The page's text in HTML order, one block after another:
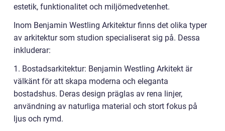
estetik, funktionalitet och miljömedvetenhet.
Inom Benjamin Westling Arkitektur finns det olika typer
av arkitektur som studion specialiserat sig på. Dessa
inkluderar:
1. Bostadsarkitektur: Benjamin Westling Arkitekt är
välkänt för att skapa moderna och eleganta
bostadshus. Deras design präglas av rena linjer,
användning av naturliga material och stort fokus på
ljus och rymd.